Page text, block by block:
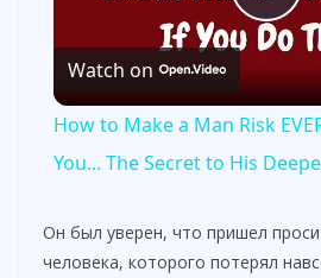
P
l
a
y
Watch on
How to Make a Man Risk
You... The Secret to His
Он был уверен, что пришел
человека, которого потерял